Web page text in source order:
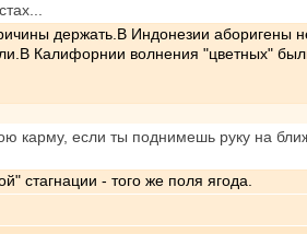
держать.В Индонезии аборигены
Калифорнии волнения "цветных"
карму, если ты поднимешь руку на
стагнации - того же поля ягода.